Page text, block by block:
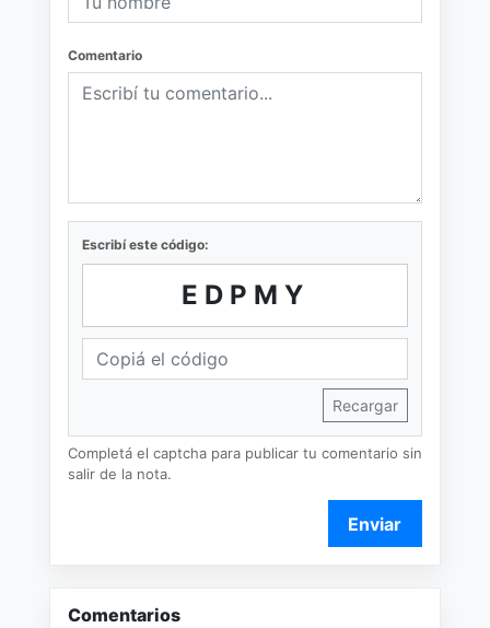
Comentario
Escribí este código:
EDPMY
Recargar
Completá el captcha para publicar tu comentario sin
salir de la nota.
Enviar
Comentarios